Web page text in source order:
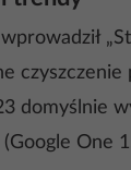
czyszczenie
domyślnie
One